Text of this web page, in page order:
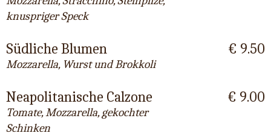
knuspriger Speck
Südliche Blumen
Mozzarella, Wurst und Brokkoli
€ 9.50
Neapolitanische Calzone
Tomate, Mozzarella, gekochter
Schinken
€ 9.00